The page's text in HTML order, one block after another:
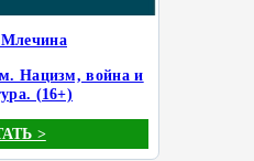
Нацизм, война и
(16+)
>